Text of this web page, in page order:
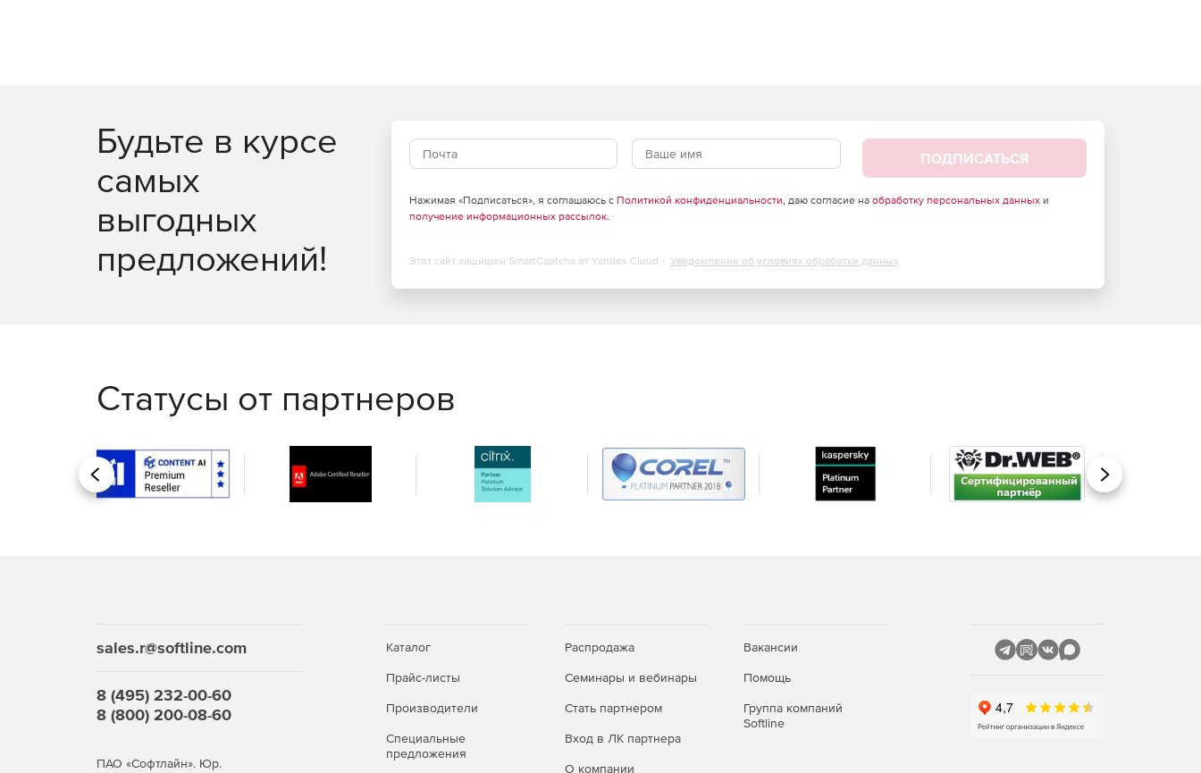
Поддержка широкого спектра платформ виртуализации серверов и инфраструктур VDI.
Интеллектуальная оптимизация, такая как общий кэш, существенно снижает нагрузку на IT-
инфраструктуру.
Безопасность в публичных облаках
Полная видимость всех облачных рабочих нагрузок через API-интерфейсы публичных облачных
Автоматизация политики безопасности и масштабируемости для надежной защиты облачной среды.
Покупайте Kaspersky Security для виртуальных и облачных сред и успешно отражайте самые
сложные атаки.
Будьте в курсе
самых
выгодных
предложений!
ПОДПИСАТЬСЯ
Нажимая «Подписаться», я соглашаюсь с Политикой конфиденциальности, даю согласие на обработку персональных данныхи
получение информационных рассылок.
Этот сайт защищен SmartCaptcha от Yandex Cloud - Уведомление об условиях обработки данных
Статусы от партнеров
Назад Вперед
sales.r@softline.com
8 (495) 232-00-60
8 (800) 200-08-60
ПАО «Софтлайн». Юр.
Каталог
Прайс-листы
Производители
Специальные
предложения
Распродажа
Семинары и вебинары
Стать партнером
Вход в ЛК партнера
О компании
Вакансии
Помощь
Группа компаний
Softline